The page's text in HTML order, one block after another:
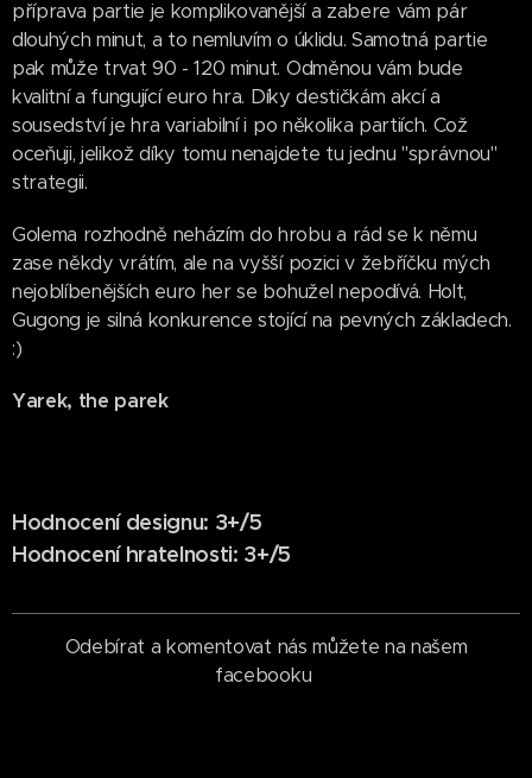
příprava partie je komplikovanější a zabere vám pár
dlouhých minut, a to nemluvím o úklidu. Samotná partie
pak může trvat 90 - 120 minut. Odměnou vám bude
kvalitní a fungující euro hra. Díky destičkám akcí a
sousedství je hra variabilní i po několika partiích. Což
oceňuji, jelikož díky tomu nenajdete tu jednu "správnou"
strategii.
Golema rozhodně neházím do hrobu a rád se k němu
zase někdy vrátím, ale na vyšší pozici v žebříčku mých
nejoblíbenějších euro her se bohužel nepodívá. Holt,
Gugong je silná konkurence stojící na pevných základech.
:)
Yarek, the parek
Hodnocení designu: 3+/5
Hodnocení hratelnosti: 3+/5
Odebírat a komentovat nás můžete na našem
facebooku